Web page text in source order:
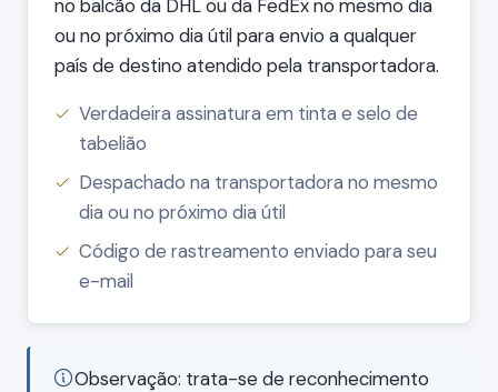
no balcão da DHL ou da FedEx no mesmo dia
ou no próximo dia útil para envio a qualquer
país de destino atendido pela transportadora.
Verdadeira assinatura em tinta e selo de
tabelião
Despachado na transportadora no mesmo
dia ou no próximo dia útil
Código de rastreamento enviado para seu
e-mail
Observação: trata-se de reconhecimento